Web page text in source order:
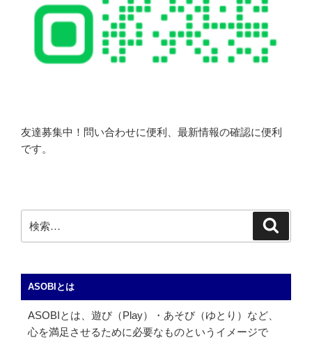
友達募集中！問い合わせに便利、最新情報の確認に便利
です。
索:
ASOBIとは
ASOBIとは、遊び（Play）・あそび（ゆとり）など、
心を満足させるために必要なものというイメージで